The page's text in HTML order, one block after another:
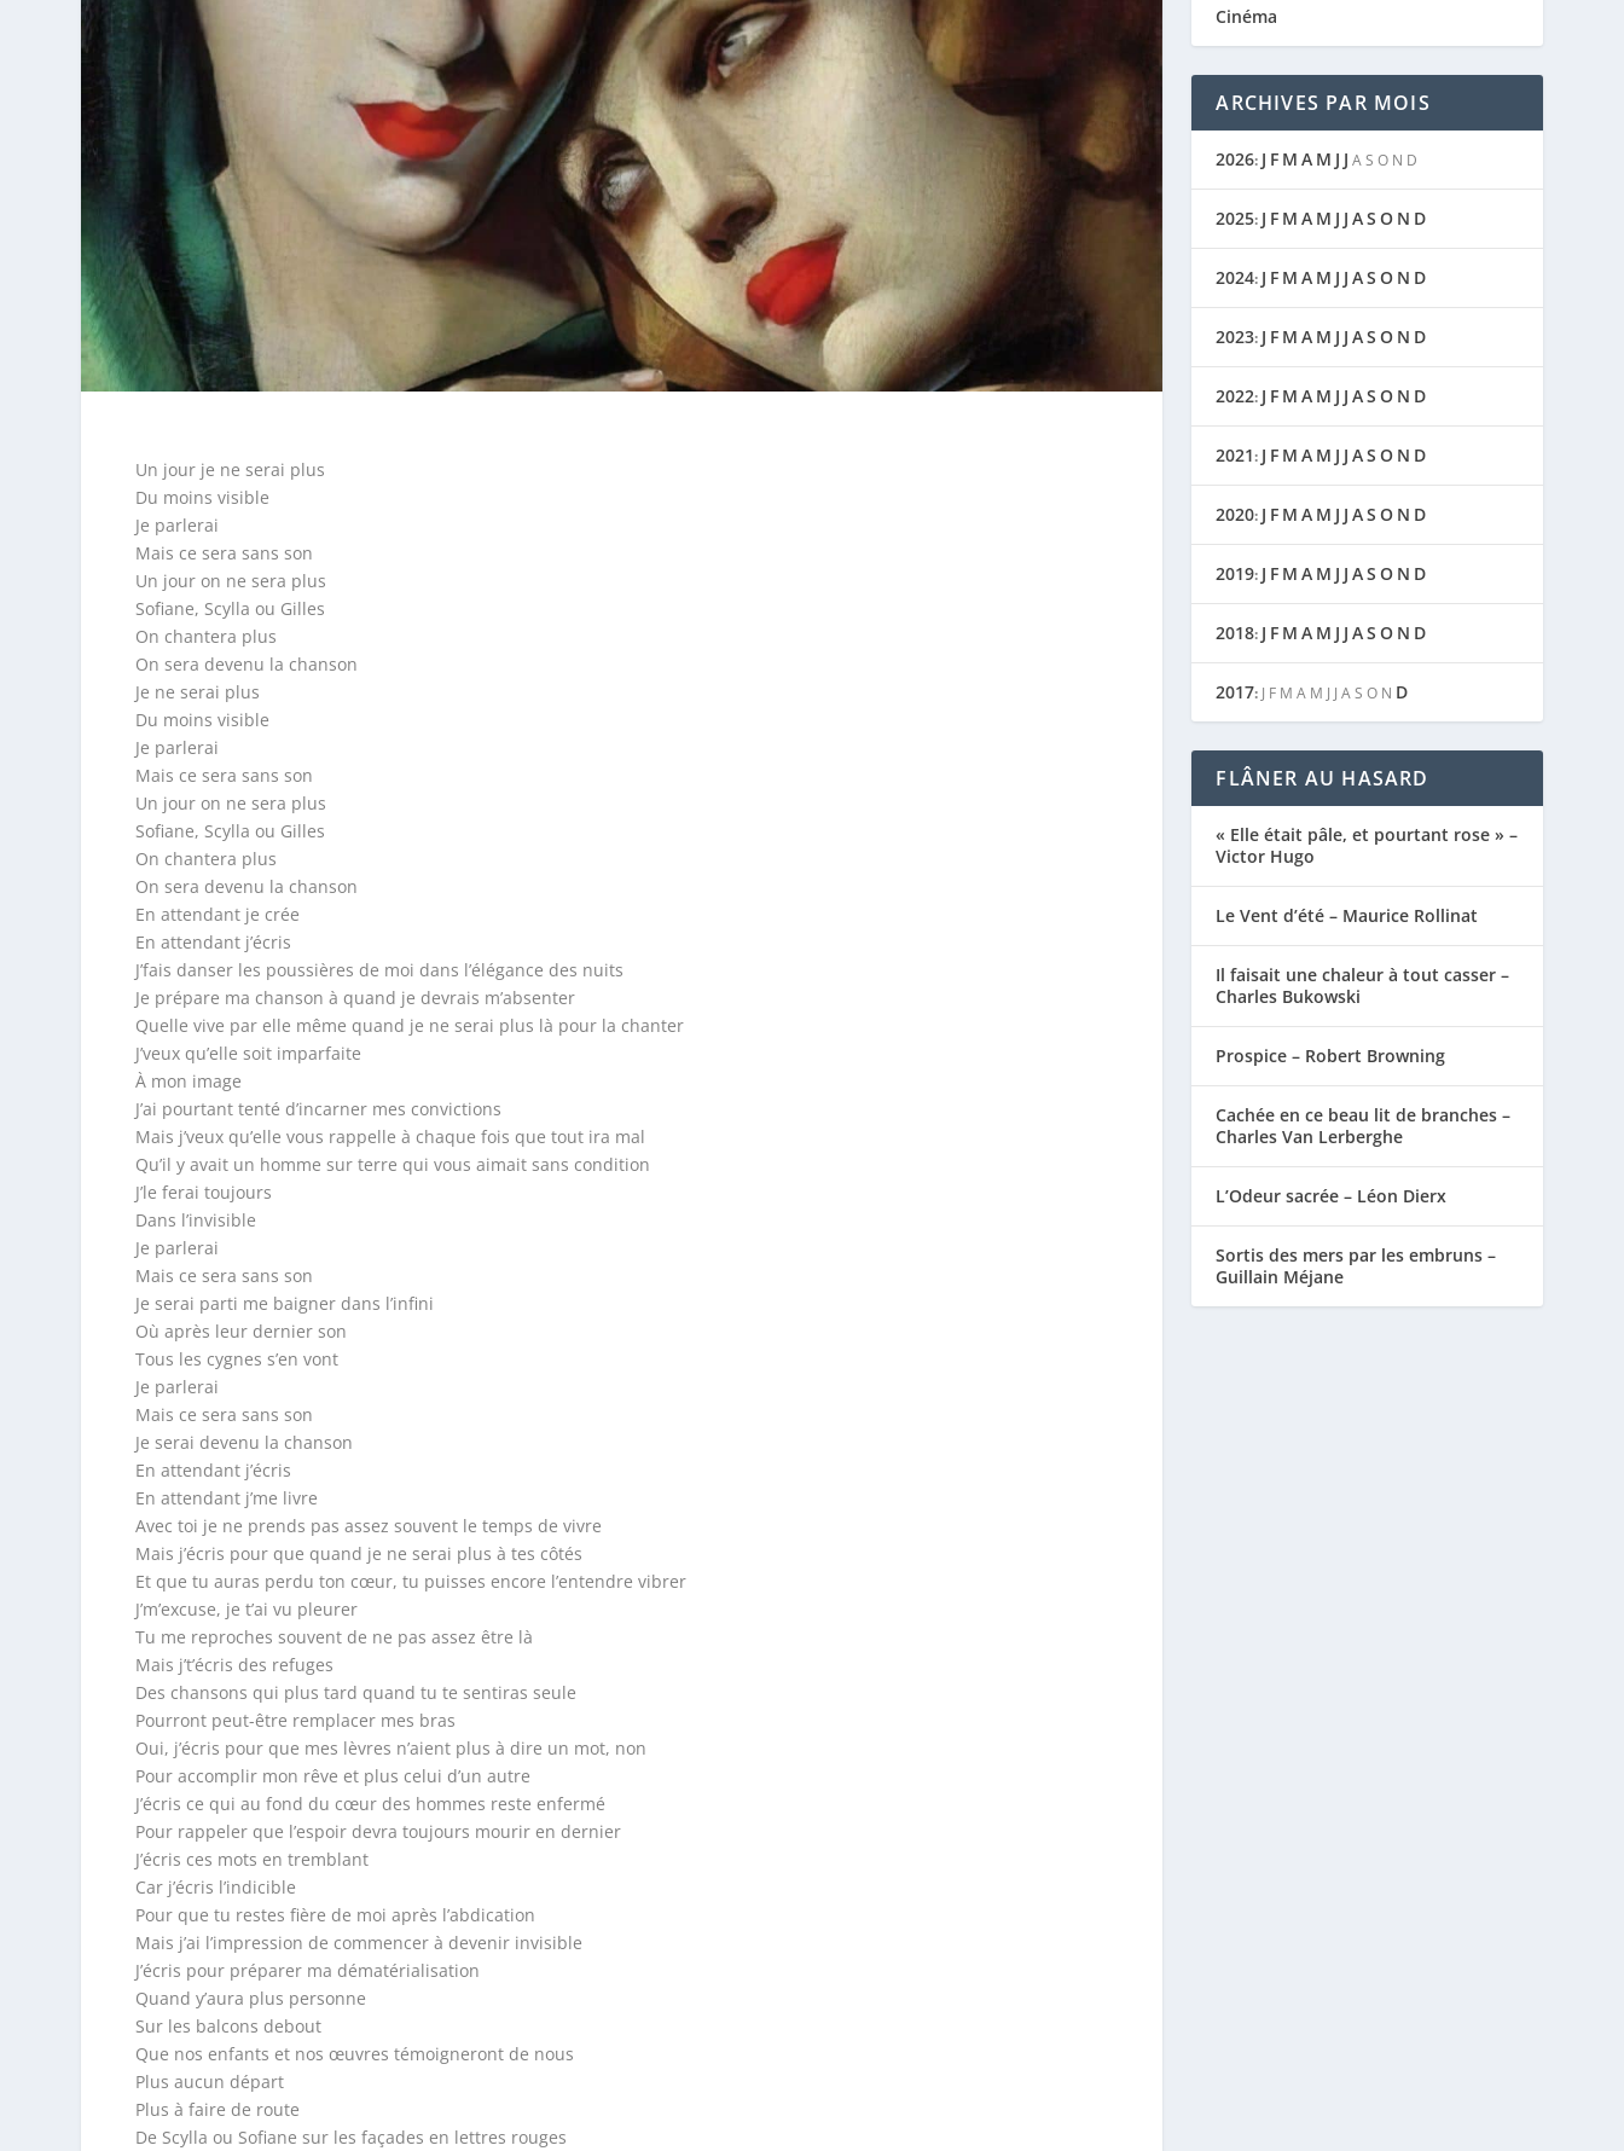
Un jour je ne serai plus
Du moins visible
Je parlerai
Mais ce sera sans son
Un jour on ne sera plus
Sofiane, Scylla ou Gilles
On chantera plus
On sera devenu la chanson
Je ne serai plus
Du moins visible
Je parlerai
Mais ce sera sans son
Un jour on ne sera plus
Sofiane, Scylla ou Gilles
On chantera plus
On sera devenu la chanson
En attendant je crée
En attendant j’écris
J’fais danser les poussières de moi dans l’élégance des nuits
Je prépare ma chanson à quand je devrais m’absenter
Quelle vive par elle même quand je ne serai plus là pour la chanter
J’veux qu’elle soit imparfaite
À mon image
J’ai pourtant tenté d’incarner mes convictions
Mais j’veux qu’elle vous rappelle à chaque fois que tout ira mal
Qu’il y avait un homme sur terre qui vous aimait sans condition
J’le ferai toujours
Dans l’invisible
Je parlerai
Mais ce sera sans son
Je serai parti me baigner dans l’infini
Où après leur dernier son
Tous les cygnes s’en vont
Je parlerai
Mais ce sera sans son
Je serai devenu la chanson
En attendant j’écris
En attendant j’me livre
Avec toi je ne prends pas assez souvent le temps de vivre
Mais j’écris pour que quand je ne serai plus à tes côtés
Et que tu auras perdu ton cœur, tu puisses encore l’entendre vibrer
J’m’excuse, je t’ai vu pleurer
Tu me reproches souvent de ne pas assez être là
Mais j’t’écris des refuges
Des chansons qui plus tard quand tu te sentiras seule
Pourront peut-être remplacer mes bras
Oui, j’écris pour que mes lèvres n’aient plus à dire un mot, non
Pour accomplir mon rêve et plus celui d’un autre
J’écris ce qui au fond du cœur des hommes reste enfermé
Pour rappeler que l’espoir devra toujours mourir en dernier
J’écris ces mots en tremblant
Car j’écris l’indicible
Pour que tu restes fière de moi après l’abdication
Mais j’ai l’impression de commencer à devenir invisible
J’écris pour préparer ma dématérialisation
Quand y’aura plus personne
Sur les balcons debout
Que nos enfants et nos œuvres témoigneront de nous
Plus aucun départ
Plus à faire de route
De Scylla ou Sofiane sur les façades en lettres rouges
Cinéma
ARCHIVES PAR MOIS
2026: J F M A M J J AS O N D
2025: J F M A M J J AS O N D
2024: J F M A M J J AS O N D
2023: J F M A M J J AS O N D
2022: J F M A M J J AS O N D
2021: J F M A M J J AS O N D
2020: J F M A M J J AS O N D
2019: J F M A M J J AS O N D
2018: J F M A M J J AS O N D
2017: J F M A M J J AS O N D
FLÂNER AU HASARD
« Elle était pâle, et pourtant rose » –
Victor Hugo
Le Vent d’été – Maurice Rollinat
Il faisait une chaleur à tout casser –
Charles Bukowski
Prospice – Robert Browning
Cachée en ce beau lit de branches –
Charles Van Lerberghe
L’Odeur sacrée – Léon Dierx
Sortis des mers par les embruns –
Guillain Méjane